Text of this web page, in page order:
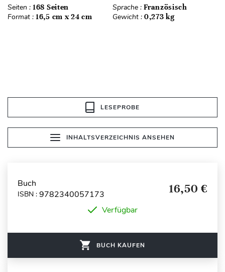
Seiten : 168 Seiten Sprache : Französisch
Format : 16,5 cm x 24 cm Gewicht : 0,273 kg
LESEPROBE
INHALTSVERZEICHNIS ANSEHEN
Buch
ISBN : 9782340057173 16,50 €
Verfügbar
BUCH KAUFEN